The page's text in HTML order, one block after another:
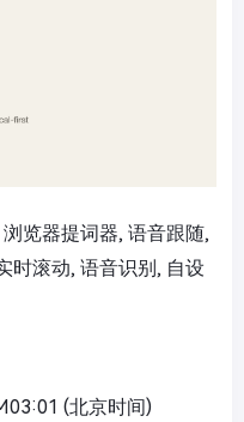
览器提词器, 语音跟随,
时滚动, 语音识别, 自设
(北京时间)